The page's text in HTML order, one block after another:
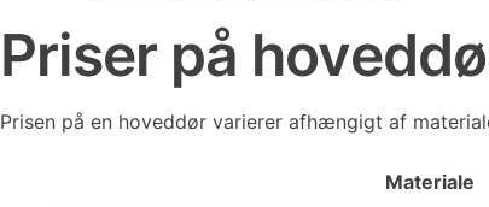
Priser på
Prisen på en hoveddør varierer afhængigt af
Materiale